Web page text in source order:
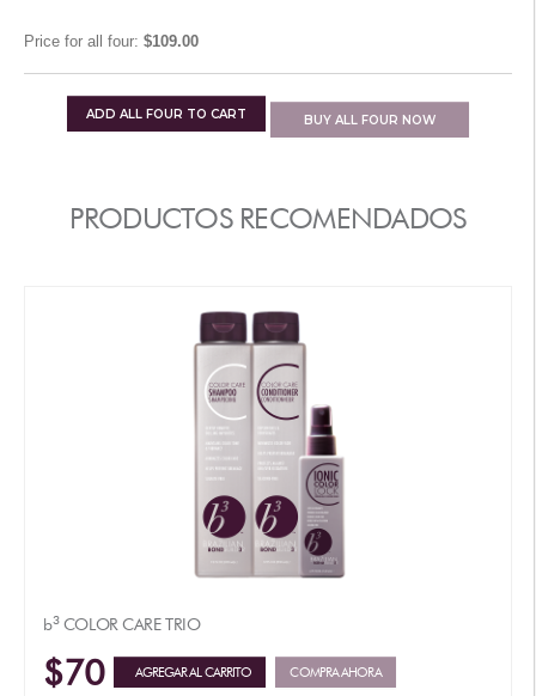
Price for all four: $109.00
ADD ALL FOUR TO CART BUY ALL FOUR NOW
PRODUCTOS RECOMENDADOS
b3COLOR CARE TRIO
$70 AGREGAR AL CARRITO COMPRA AHORA